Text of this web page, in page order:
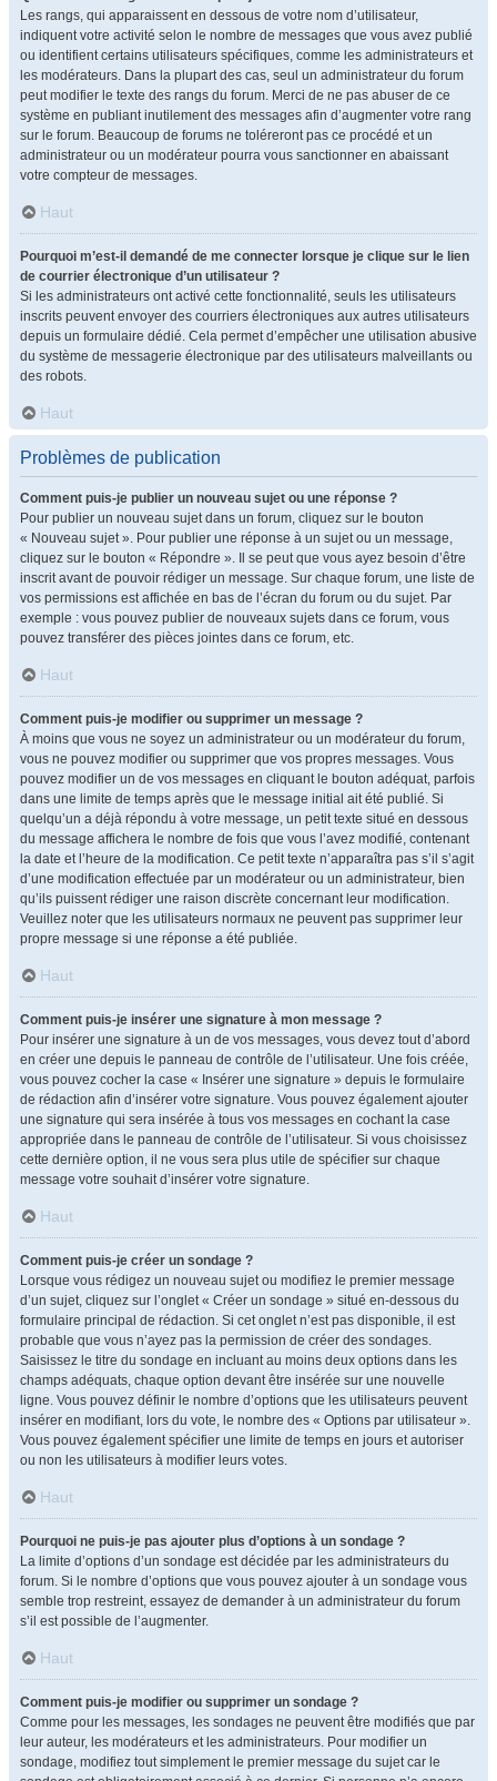
Les rangs, qui apparaissent en dessous de votre nom d’utilisateur,
indiquent votre activité selon le nombre de messages que vous avez publié
ou identifient certains utilisateurs spécifiques, comme les administrateurs et
les modérateurs. Dans la plupart des cas, seul un administrateur du forum
peut modifier le texte des rangs du forum. Merci de ne pas abuser de ce
système en publiant inutilement des messages afin d’augmenter votre rang
sur le forum. Beaucoup de forums ne toléreront pas ce procédé et un
administrateur ou un modérateur pourra vous sanctionner en abaissant
votre compteur de messages.
Haut
Pourquoi m’est-il demandé de me connecter lorsque je clique sur le lien
de courrier électronique d’un utilisateur ?
Si les administrateurs ont activé cette fonctionnalité, seuls les utilisateurs
inscrits peuvent envoyer des courriers électroniques aux autres utilisateurs
depuis un formulaire dédié. Cela permet d’empêcher une utilisation abusive
du système de messagerie électronique par des utilisateurs malveillants ou
des robots.
Haut
Problèmes de publication
Comment puis-je publier un nouveau sujet ou une réponse ?
Pour publier un nouveau sujet dans un forum, cliquez sur le bouton
« Nouveau sujet ». Pour publier une réponse à un sujet ou un message,
cliquez sur le bouton « Répondre ». Il se peut que vous ayez besoin d’être
inscrit avant de pouvoir rédiger un message. Sur chaque forum, une liste de
vos permissions est affichée en bas de l’écran du forum ou du sujet. Par
exemple : vous pouvez publier de nouveaux sujets dans ce forum, vous
pouvez transférer des pièces jointes dans ce forum, etc.
Haut
Comment puis-je modifier ou supprimer un message ?
À moins que vous ne soyez un administrateur ou un modérateur du forum,
vous ne pouvez modifier ou supprimer que vos propres messages. Vous
pouvez modifier un de vos messages en cliquant le bouton adéquat, parfois
dans une limite de temps après que le message initial ait été publié. Si
quelqu’un a déjà répondu à votre message, un petit texte situé en dessous
du message affichera le nombre de fois que vous l’avez modifié, contenant
la date et l’heure de la modification. Ce petit texte n’apparaîtra pas s’il s’agit
d’une modification effectuée par un modérateur ou un administrateur, bien
qu’ils puissent rédiger une raison discrète concernant leur modification.
Veuillez noter que les utilisateurs normaux ne peuvent pas supprimer leur
propre message si une réponse a été publiée.
Haut
Comment puis-je insérer une signature à mon message ?
Pour insérer une signature à un de vos messages, vous devez tout d’abord
en créer une depuis le panneau de contrôle de l’utilisateur. Une fois créée,
vous pouvez cocher la case « Insérer une signature » depuis le formulaire
de rédaction afin d’insérer votre signature. Vous pouvez également ajouter
une signature qui sera insérée à tous vos messages en cochant la case
appropriée dans le panneau de contrôle de l’utilisateur. Si vous choisissez
cette dernière option, il ne vous sera plus utile de spécifier sur chaque
message votre souhait d’insérer votre signature.
Haut
Comment puis-je créer un sondage ?
Lorsque vous rédigez un nouveau sujet ou modifiez le premier message
d’un sujet, cliquez sur l’onglet « Créer un sondage » situé en-dessous du
formulaire principal de rédaction. Si cet onglet n’est pas disponible, il est
probable que vous n’ayez pas la permission de créer des sondages.
Saisissez le titre du sondage en incluant au moins deux options dans les
champs adéquats, chaque option devant être insérée sur une nouvelle
ligne. Vous pouvez définir le nombre d’options que les utilisateurs peuvent
insérer en modifiant, lors du vote, le nombre des « Options par utilisateur ».
Vous pouvez également spécifier une limite de temps en jours et autoriser
ou non les utilisateurs à modifier leurs votes.
Haut
Pourquoi ne puis-je pas ajouter plus d’options à un sondage ?
La limite d’options d’un sondage est décidée par les administrateurs du
forum. Si le nombre d’options que vous pouvez ajouter à un sondage vous
semble trop restreint, essayez de demander à un administrateur du forum
s’il est possible de l’augmenter.
Haut
Comment puis-je modifier ou supprimer un sondage ?
Comme pour les messages, les sondages ne peuvent être modifiés que par
leur auteur, les modérateurs et les administrateurs. Pour modifier un
sondage, modifiez tout simplement le premier message du sujet car le